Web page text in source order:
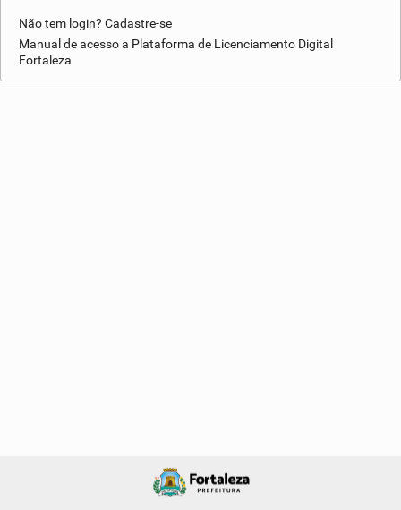
Não tem login? Cadastre-se
Manual de acesso a Plataforma de Licenciamento Digital
Fortaleza